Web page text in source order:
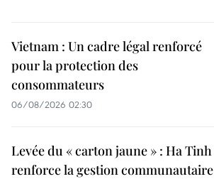
Vietnam : Un cadre légal renforcé
pour la protection des
consommateurs
06/08/2026 02:30
Levée du « carton jaune » : Ha Tinh
renforce la gestion communautaire